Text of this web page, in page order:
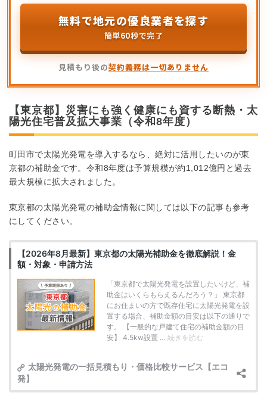
無料で地元の優良業者を探す
簡単60秒で完了
見積もり後の契約義務は一切ありません
【東京都】災害にも強く健康にも資する断熱・太
陽光住宅普及拡大事業（令和8年度）
町田市で太陽光発電を導入するなら、絶対に活用したいのが東
京都の補助金です。令和8年度は予算規模が約1,012億円と過去
最大規模に拡大されました。
東京都の太陽光発電の補助金情報に関しては以下の記事も参考
にしてください。